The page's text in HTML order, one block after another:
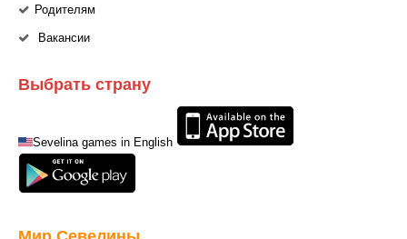
Родителям
Вакансии
Выбрать страну
Sevelina games in English